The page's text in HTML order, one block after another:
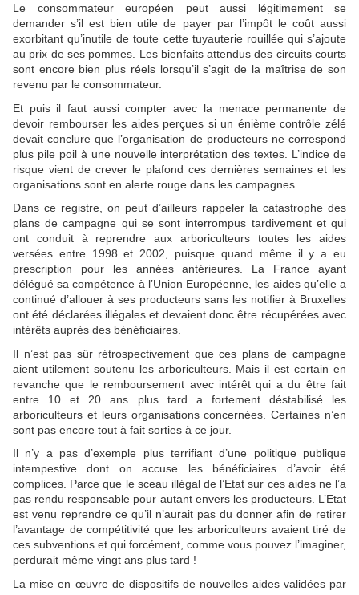
Le consommateur européen peut aussi légitimement se
demander s’il est bien utile de payer par l’impôt le coût aussi
exorbitant qu’inutile de toute cette tuyauterie rouillée qui s’ajoute
au prix de ses pommes. Les bienfaits attendus des circuits courts
sont encore bien plus réels lorsqu’il s’agit de la maîtrise de son
revenu par le consommateur.
Et puis il faut aussi compter avec la menace permanente de
devoir rembourser les aides perçues si un énième contrôle zélé
devait conclure que l’organisation de producteurs ne correspond
plus pile poil à une nouvelle interprétation des textes. L’indice de
risque vient de crever le plafond ces dernières semaines et les
organisations sont en alerte rouge dans les campagnes.
Dans ce registre, on peut d’ailleurs rappeler la catastrophe des
plans de campagne qui se sont interrompus tardivement et qui
ont conduit à reprendre aux arboriculteurs toutes les aides
versées entre 1998 et 2002, puisque quand même il y a eu
prescription pour les années antérieures. La France ayant
délégué sa compétence à l’Union Européenne, les aides qu’elle a
continué d’allouer à ses producteurs sans les notifier à Bruxelles
ont été déclarées illégales et devaient donc être récupérées avec
intérêts auprès des bénéficiaires.
Il n’est pas sûr rétrospectivement que ces plans de campagne
aient utilement soutenu les arboriculteurs. Mais il est certain en
revanche que le remboursement avec intérêt qui a du être fait
entre 10 et 20 ans plus tard a fortement déstabilisé les
arboriculteurs et leurs organisations concernées. Certaines n’en
sont pas encore tout à fait sorties à ce jour.
Il n’y a pas d’exemple plus terrifiant d’une politique publique
intempestive dont on accuse les bénéficiaires d’avoir été
complices. Parce que le sceau illégal de l’Etat sur ces aides ne l’a
pas rendu responsable pour autant envers les producteurs. L’Etat
est venu reprendre ce qu’il n’aurait pas du donner afin de retirer
l’avantage de compétitivité que les arboriculteurs avaient tiré de
ces subventions et qui forcément, comme vous pouvez l’imaginer,
perdurait même vingt ans plus tard !
La mise en œuvre de dispositifs de nouvelles aides validées par